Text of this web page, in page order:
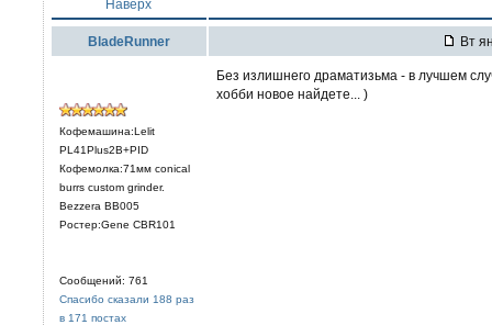
Наверх
BladeRunner Вт
Кофемашина:Lelit
PL41Plus2B+PID
Кофемолка:71мм conical
burrs custom grinder.
Bezzera BB005
Ростер:Gene CBR101
Сообщений: 761
Спасибо сказали 188 раз
в 171 постах
Без излишнего драматизьма - в лучшем
хобби новое найдете... )